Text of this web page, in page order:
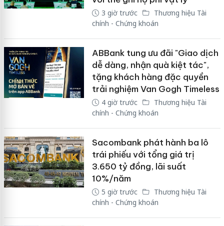
3 giờ trước
Thương hiệu Tài
chính - Chứng khoán
ABBank tung ưu đãi "Giao dịch
dễ dàng, nhận quà kiệt tác",
tặng khách hàng đặc quyền
trải nghiệm Van Gogh Timeless
4 giờ trước
Thương hiệu Tài
chính - Chứng khoán
Sacombank phát hành ba lô
trái phiếu với tổng giá trị
3.650 tỷ đồng, lãi suất
10%/năm
5 giờ trước
Thương hiệu Tài
chính - Chứng khoán